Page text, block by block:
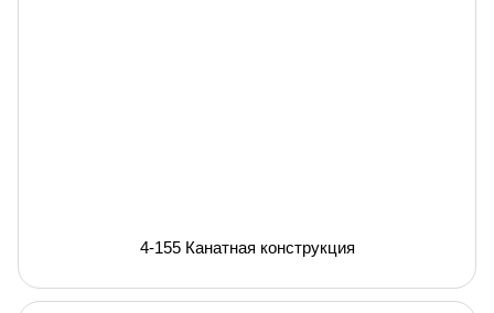
4-155 Канатная конструкция